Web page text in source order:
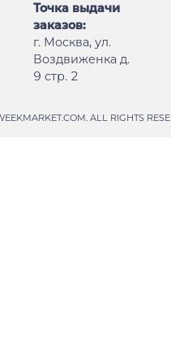
Точка выдачи
заказов:
г. Москва, ул.
Воздвиженка д.
9 стр. 2
ALL RIGHTS